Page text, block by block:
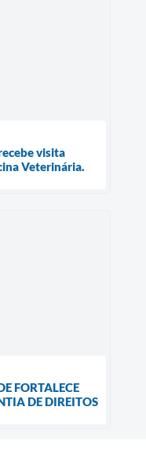
visita
Veterinária.
FORTALECE
DE DIREITOS